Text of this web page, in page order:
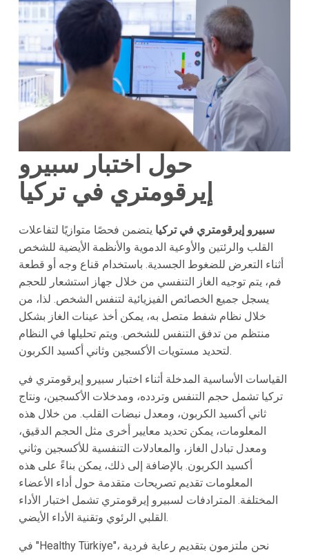
حول اختبار سبيرو
إيرقومتري في تركيا
سبيرو إيرقومتري في تركيا يتضمن فحصًا متوازيًا لتفاعلات
القلب والرئتين والأوعية الدموية والأنظمة الأيضية للشخص
أثناء التعرض للضغوط الجسدية. باستخدام قناع وجه أو قطعة
فم، يتم توجيه الغاز التنفسي من خلال جهاز استشعار للحجم
يسجل جميع الخصائص الفيزيائية لتنفس الشخص. لذا، من
خلال نظام شفط متصل به، يمكن أخذ عينات الغاز بشكل
منتظم من تدفق التنفس للشخص. ويتم تحليلها في النظام
لتحديد مستويات الأكسجين وثاني أكسيد الكربون.
القياسات الأساسية المدخلة أثناء اختبار سبيرو إيرقومتري في
تركيا تشمل حجم التنفس وتردده، ومدخلات الأكسجين، ونتاج
ثاني أكسيد الكربون، ومعدل نبضات القلب. من خلال هذه
المعلومات، يمكن تحديد معايير أخرى مثل الحجم الدقيق،
ومعدل تبادل الغاز، والمعادلات التنفسية للأكسجين وثاني
أكسيد الكربون. بالإضافة إلى ذلك، يمكن بناءً على هذه
المعلومات تقديم تصريحات متقدمة حول أداء الأعضاء
المختلفة. المترادفات لسبيرو إيرقومتري تشمل اختبار الأداء
القلبي الرئوي وتقنية الأداء الأيضي.
في "Healthy Türkiye"، نحن ملتزمون بتقديم رعاية فردية